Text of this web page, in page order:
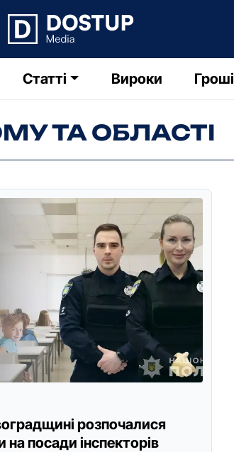
Статті Вироки Гроші
ТА ОБЛАСТІ
розпочалися
на посади інспекторів